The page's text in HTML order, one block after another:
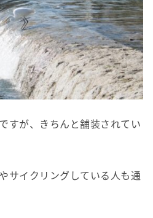
すが、きちんと舗装されてい
サイクリングしている人も通